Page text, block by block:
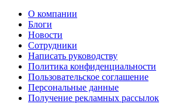
О компании
Блоги
Новости
Сотрудники
Написать руководству
Политика конфиденциальности
Пользовательское соглашение
Персональные данные
Получение рекламных рассылок